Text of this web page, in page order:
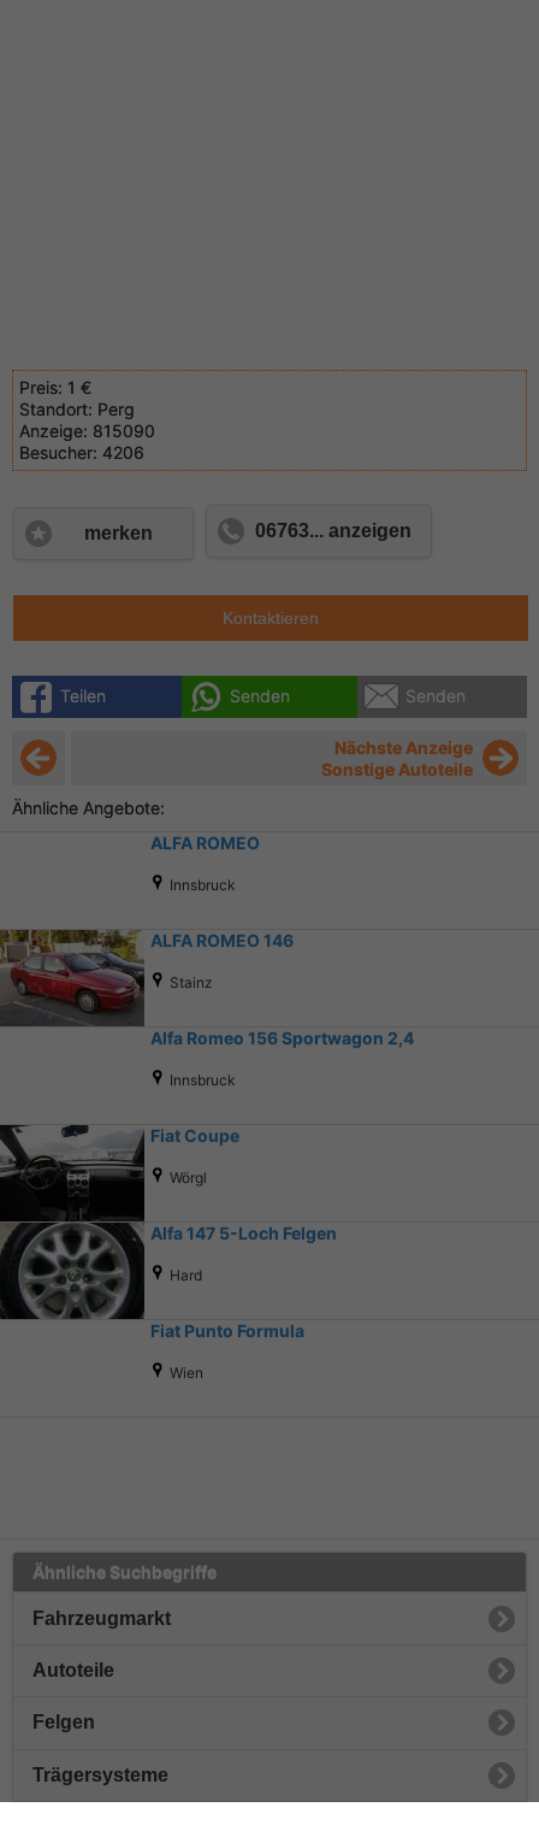
Preis: 1 €
Standort: Perg
Anzeige: 815090
Besucher: 4206
merken 06763... anzeigen
Kontaktieren
Teilen Senden Senden
Nächste Anzeige
Sonstige Autoteile
Ähnliche Angebote:
ALFA ROMEO
Innsbruck
ALFA ROMEO 146
Stainz
Alfa Romeo 156 Sportwagon 2,4
Innsbruck
Fiat Coupe
Wörgl
Alfa 147 5-Loch Felgen
Hard
Fiat Punto Formula
Wien
Ähnliche Suchbegriffe
Fahrzeugmarkt
Autoteile
Felgen
Trägersysteme